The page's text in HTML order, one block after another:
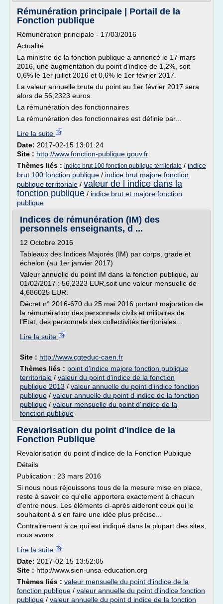
Rémunération principale | Portail de la
Fonction publique
Rémunération principale - 17/03/2016
Actualité
La ministre de la fonction publique a annoncé le 17 mars
2016, une augmentation du point d'indice de 1,2%, soit
0,6% le 1er juillet 2016 et 0,6% le 1er février 2017.
La valeur annuelle brute du point au 1er février 2017 sera
alors de 56,2323 euros.
La rémunération des fonctionnaires
La rémunération des fonctionnaires est définie par...
Lire la suite
Date: 2017-02-15 13:01:24
Site : http://www.fonction-publique.gouv.fr
Thèmes liés : indice brut 100 fonction publique territoriale / indice
brut 100 fonction publique / indice brut majore fonction
publique territoriale / valeur de l indice dans la
fonction publique / indice brut et majore fonction
publique
Indices de rémunération (IM) des
personnels enseignants, d ...
12 Octobre 2016
Tableaux des Indices Majorés (IM) par corps, grade et
échelon (au 1er janvier 2017)
Valeur annuelle du point IM dans la fonction publique, au
01/02/2017 : 56,2323 EUR,soit une valeur mensuelle de
4,686025 EUR.
Décret n° 2016-670 du 25 mai 2016 portant majoration de
la rémunération des personnels civils et militaires de
l'Etat, des personnels des collectivités territoriales...
Lire la suite
Site : http://www.cgteduc-caen.fr
Thèmes liés : point d'indice majore fonction publique
territoriale / valeur du point d'indice de la fonction
publique 2013 / valeur annuelle du point d'indice fonction
publique / valeur annuelle du point d indice de la fonction
publique / valeur mensuelle du point d'indice de la
fonction publique
Revalorisation du point d'indice de la
Fonction Publique
Revalorisation du point d'indice de la Fonction Publique
Détails
Publication : 23 mars 2016
Si nous nous réjouissons tous de la mesure mise en place,
reste à savoir ce qu'elle apportera exactement à chacun
d'entre nous. Les éléments ci-après aideront ceux qui le
souhaitent à s'en faire une idée plus précise...
Contrairement à ce qui est indiqué dans la plupart des sites,
nous avons...
Lire la suite
Date: 2017-02-15 13:52:05
Site : http://www.sien-unsa-education.org
Thèmes liés : valeur mensuelle du point d'indice de la
fonction publique / valeur annuelle du point d'indice fonction
publique / valeur annuelle du point d indice de la fonction